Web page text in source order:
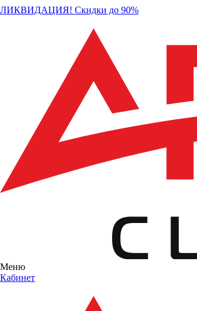
ЛИКВИДАЦИЯ! Скидки до 90%
Меню
Кабинет